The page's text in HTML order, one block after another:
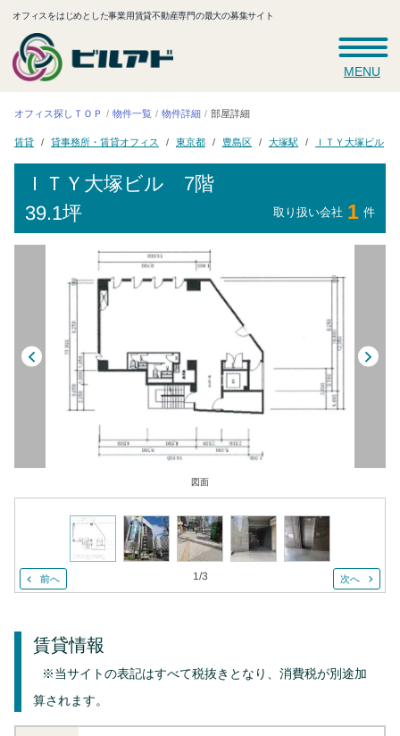
オフィスをはじめとした事業用賃貸不動産専門の最大の募集サイト
MENU
オフィス探しＴＯＰ 物件一覧 物件詳細 部屋詳細
賃貸 貸事務所・賃貸オフィス 東京都 豊島区 大塚駅 ＩＴＹ大塚ビル
ＩＴＹ大塚ビル 7階
39.1坪 取り扱い会社 1 件
図面
前へ 1/3 次へ
賃貸情報
※当サイトの表記はすべて税抜きとなり、消費税が別途加
算されます。